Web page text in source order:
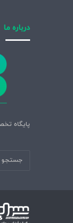
درباره ما
پایگاه